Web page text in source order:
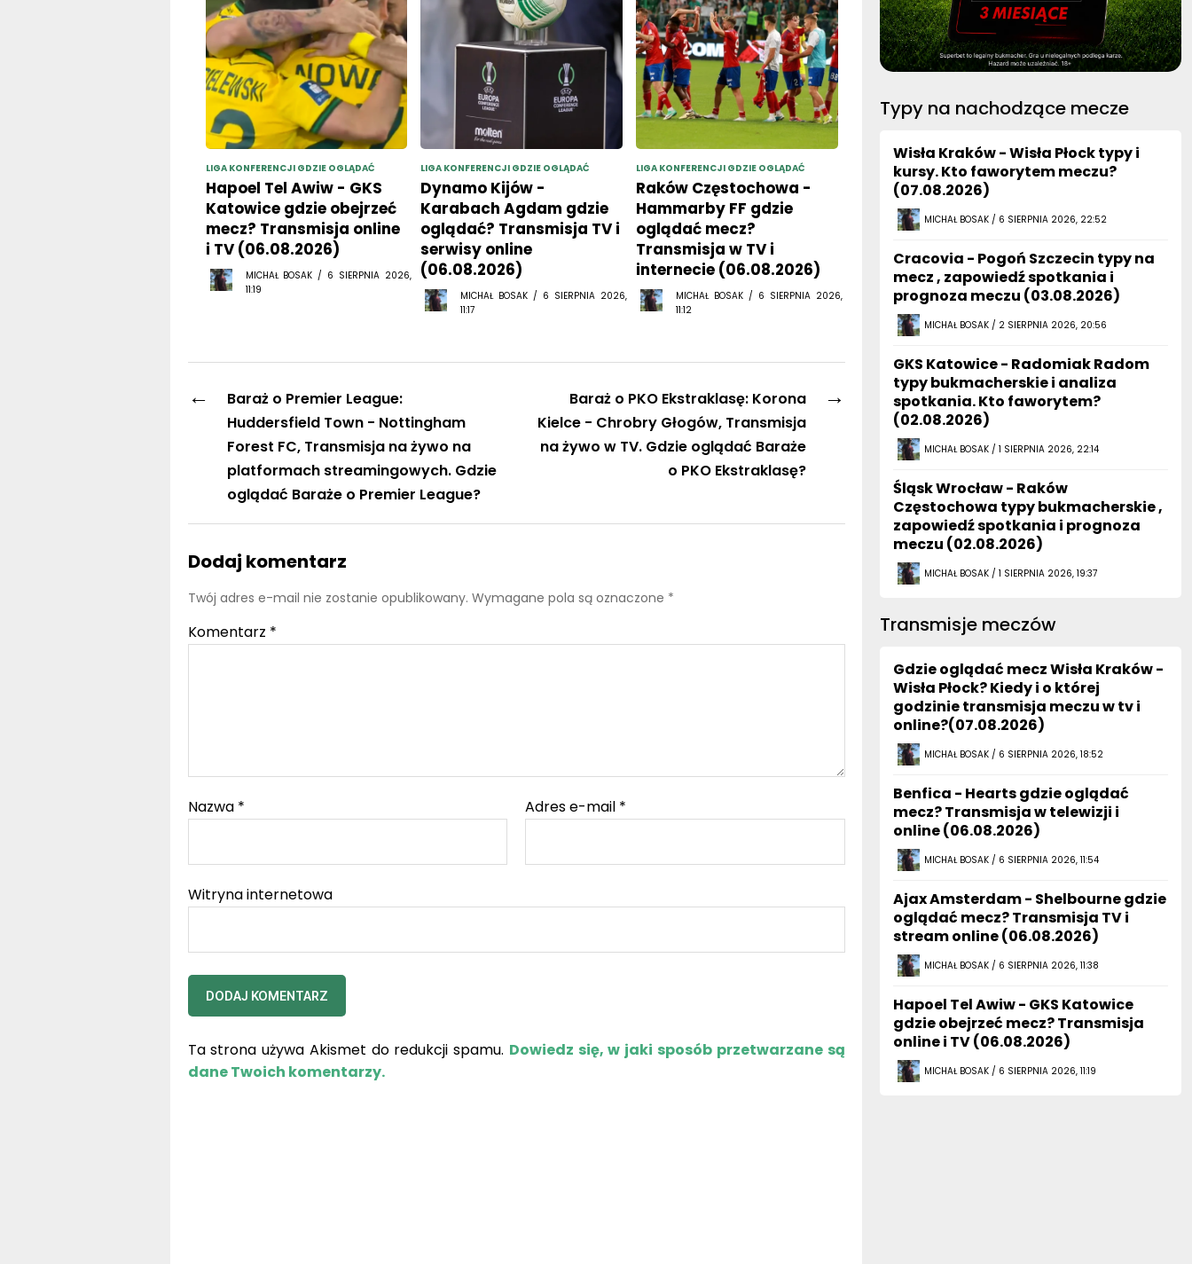
LIGA KONFERENCJI GDZIE OGLĄDAĆ
Hapoel Tel Awiw - GKS
Katowice gdzie obejrzeć
mecz? Transmisja online
i TV (06.08.2026)
MICHAŁ BOSAK / 6 SIERPNIA 2026,
11:19
LIGA KONFERENCJI GDZIE OGLĄDAĆ
Dynamo Kijów -
Karabach Agdam gdzie
oglądać? Transmisja TV i
serwisy online
(06.08.2026)
MICHAŁ BOSAK / 6 SIERPNIA 2026,
11:17
LIGA KONFERENCJI GDZIE OGLĄDAĆ
Raków Częstochowa -
Hammarby FF gdzie
oglądać mecz?
Transmisja w TV i
internecie (06.08.2026)
MICHAŁ BOSAK / 6 SIERPNIA 2026,
11:12
←
Baraż o Premier League:
Huddersfield Town - Nottingham
Forest FC, Transmisja na żywo na
platformach streamingowych. Gdzie
oglądać Baraże o Premier League?
→
Baraż o PKO Ekstraklasę: Korona
Kielce - Chrobry Głogów, Transmisja
na żywo w TV. Gdzie oglądać Baraże
o PKO Ekstraklasę?
Dodaj komentarz
Twój adres e-mail nie zostanie opublikowany. Wymagane pola są oznaczone *
Komentarz *
Nazwa * Adres e-mail *
Witryna internetowa
Ta strona używa Akismet do redukcji spamu. Dowiedz się, w jaki sposób przetwarzane są
dane Twoich komentarzy.
Typy na nachodzące mecze
Wisła Kraków - Wisła Płock typy i
kursy. Kto faworytem meczu?
(07.08.2026)
MICHAŁ BOSAK / 6 SIERPNIA 2026, 22:52
Cracovia - Pogoń Szczecin typy na
mecz , zapowiedź spotkania i
prognoza meczu (03.08.2026)
MICHAŁ BOSAK / 2 SIERPNIA 2026, 20:56
GKS Katowice - Radomiak Radom
typy bukmacherskie i analiza
spotkania. Kto faworytem?
(02.08.2026)
MICHAŁ BOSAK / 1 SIERPNIA 2026, 22:14
Śląsk Wrocław - Raków
Częstochowa typy bukmacherskie ,
zapowiedź spotkania i prognoza
meczu (02.08.2026)
MICHAŁ BOSAK / 1 SIERPNIA 2026, 19:37
Transmisje meczów
Gdzie oglądać mecz Wisła Kraków -
Wisła Płock? Kiedy i o której
godzinie transmisja meczu w tv i
online?(07.08.2026)
MICHAŁ BOSAK / 6 SIERPNIA 2026, 18:52
Benfica - Hearts gdzie oglądać
mecz? Transmisja w telewizji i
online (06.08.2026)
MICHAŁ BOSAK / 6 SIERPNIA 2026, 11:54
Ajax Amsterdam - Shelbourne gdzie
oglądać mecz? Transmisja TV i
stream online (06.08.2026)
MICHAŁ BOSAK / 6 SIERPNIA 2026, 11:38
Hapoel Tel Awiw - GKS Katowice
gdzie obejrzeć mecz? Transmisja
online i TV (06.08.2026)
MICHAŁ BOSAK / 6 SIERPNIA 2026, 11:19